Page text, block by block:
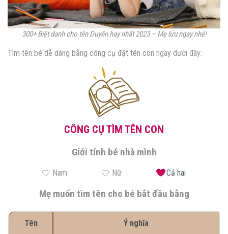
300+ Biệt danh cho tên Duyên hay nhất 2023 – Mẹ lưu ngay nhé!
Tìm tên bé dễ dàng bằng công cụ đặt tên con ngay dưới đây:
CÔNG CỤ TÌM TÊN CON
Giới tính bé nhà mình
Nam Nữ Cả hai
Mẹ muốn tìm tên cho bé bắt đầu bằng
Tên Ý nghĩa